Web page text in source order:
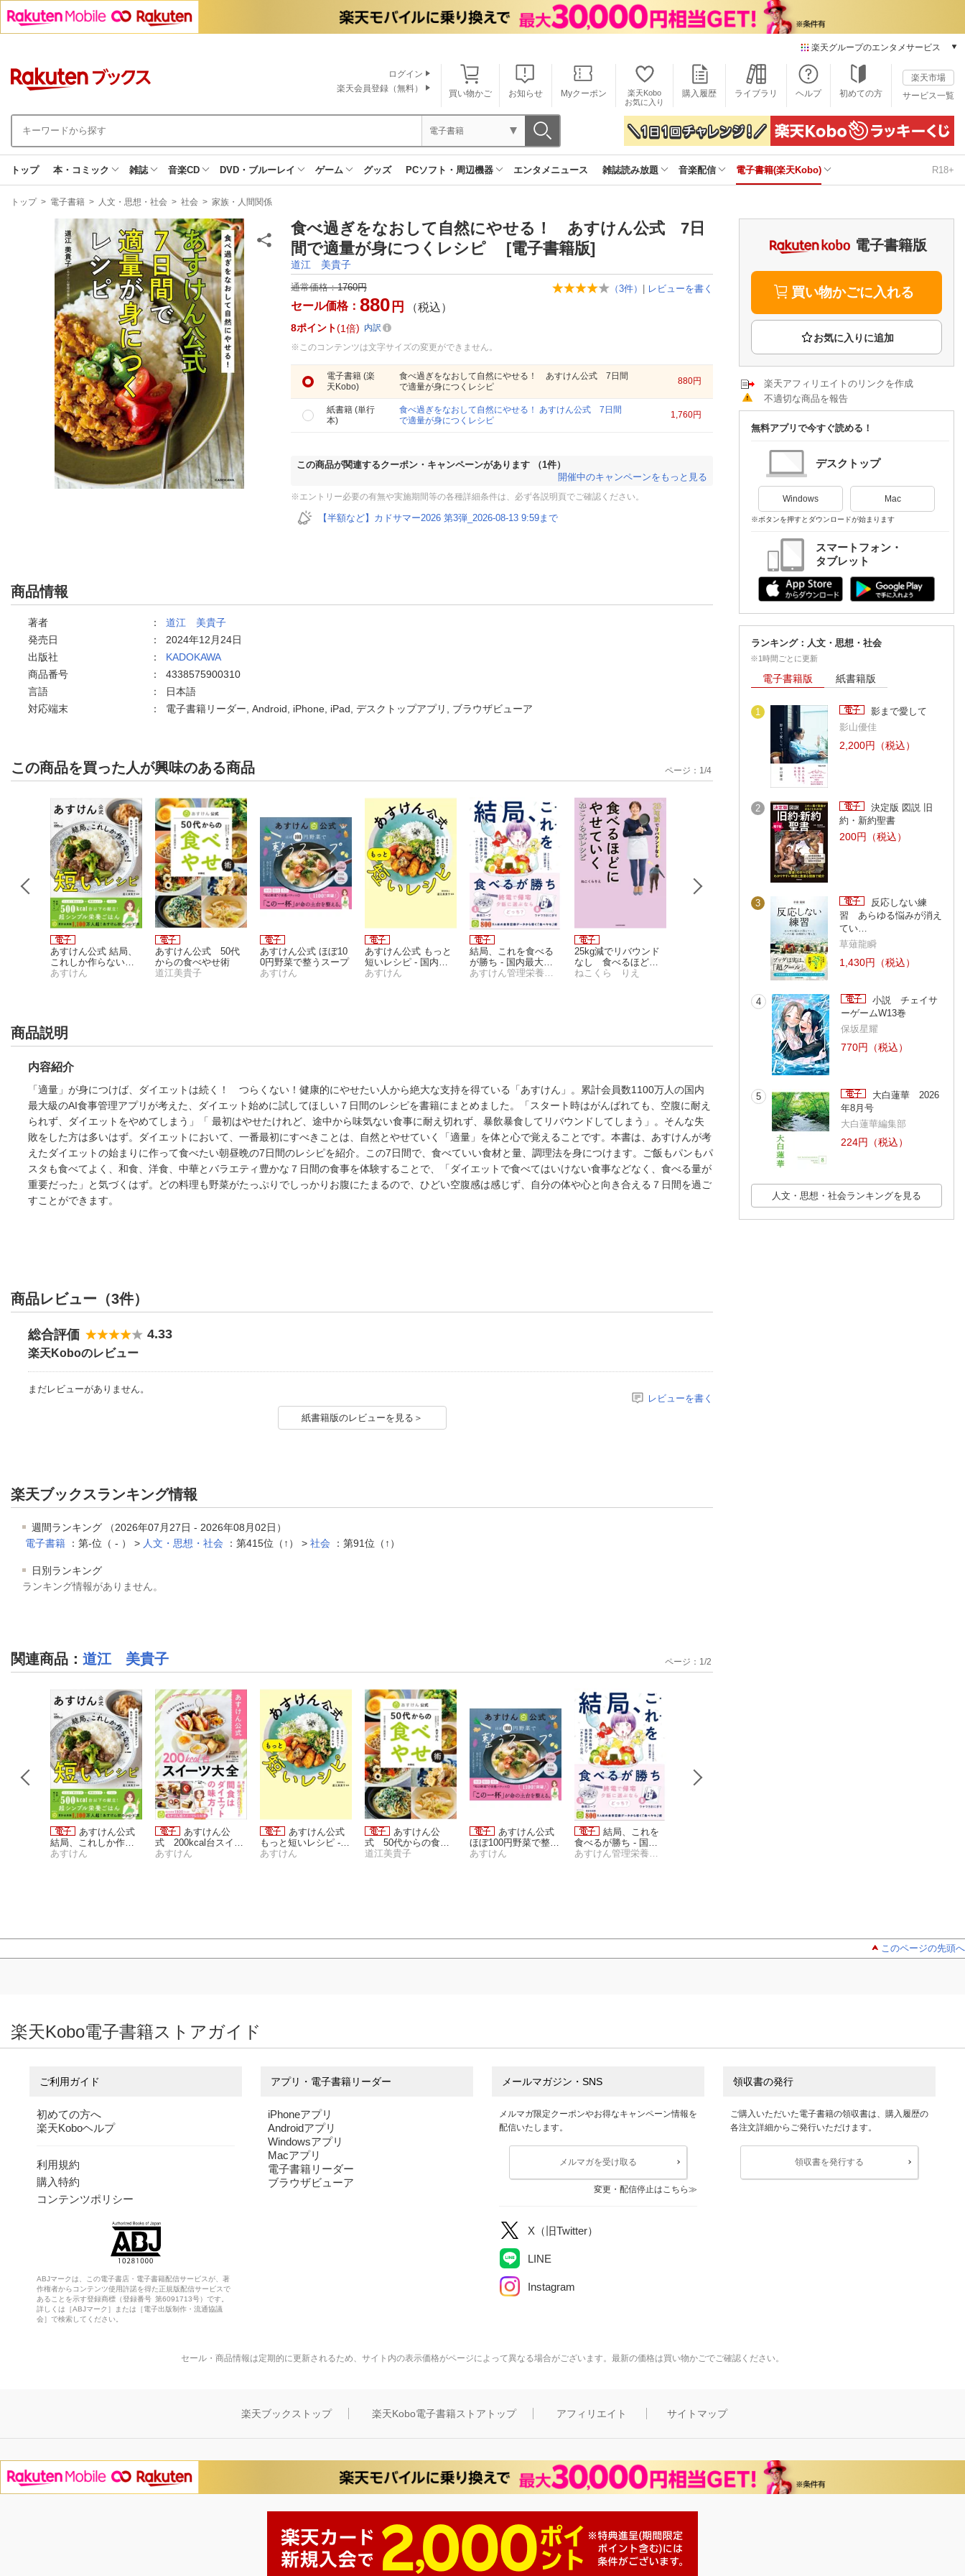
楽天グループのエンタメサービス
本/ゲーム/CD/DVD
楽天ブックス
電子書籍
楽天Kobo
雑誌読み放題
楽天ミュージック
楽天TV
動画配信ガイド
Rakuten PLAY
Rチャンネル
楽天チケット
エンタメニュース
推し楽
買い物かご お知らせ Myクーポン
楽天Kobo
お気に入り
購入履歴 ライブラリ ヘルプ 初めての方
楽天市場
サービス一覧
ログイン
楽天会員登録（無料）
電子書籍
トップ 本・コミック 雑誌 音楽CD DVD・ブルーレイ ゲーム グッズ PCソフト・周辺機器 エンタメニュース 雑誌読み放題 音楽配信 電子書籍(楽天Kobo) R18+
現
トップ > 電子書籍 > 人文・思想・社会 > 社会 > 家族・人間関係
食べ過ぎをなおして自然にやせる！ あすけん公式 7日
間で適量が身につくレシピ [電子書籍版]
道江 美貴子
（3件） | レビューを書く
通常価格：1760円
セール価格： 880 円 （税込）
8ポイント 1倍
内訳
※このコンテンツは文字サイズの変更ができません。
電子書籍 (楽
天Kobo)
食べ過ぎをなおして自然にやせる！ あすけん公式 7日間
で適量が身につくレシピ
880円
紙書籍 (単行
本)
食べ過ぎをなおして自然にやせる！ あすけん公式 7日間
で適量が身につくレシピ
1,760円
この商品が関連するクーポン・キャンペーンがあります
（1件）
開催中のキャンペーンをもっと見る
※エントリー必要の有無や実施期間等の各種詳細条件は、必ず各説明頁でご確認ください。
【半額など】カドサマー2026 第3弾_2026-08-13 9:59まで
商品情報
著者 ： 道江 美貴子
発売日
： 2024年12月24日
出版社
： KADOKAWA
商品番号
： 4338575900310
言語
：
日本語
対応端末
： 電子書籍リーダー, Android, iPhone, iPad, デスクトップアプリ, ブラウザビューア
この商品を買った人が興味のある商品
あすけん公式 結局、
これしか作らない！
短いレシピ - 国内最
あすけん
あすけん公式 50代
からの食べやせ術
道江美貴子
あすけん公式 ほぼ10
0円野菜で整うスープ
あすけん
あすけん公式 もっと
短いレシピ - 国内最
大級の食事管理アプ
あすけん
結局、これを食べる
が勝ち - 国内最大級
の食事管理アプリ
25kg減でリバウンド
なし 食べるほどに
やせていく ねこく
ねこくら りえ
肝臓から脂肪を落と
す！ 肝活レシピ
尾形哲
た人の冷蔵庫、
め！最強やせ食
0分ごはん
ページ： 1/4
商品説明
内容紹介
「適量」が身につけば、ダイエットは続く！ つらくない！健康的にやせたい人から絶大な支持を得ている「あすけん」。累計会員数1100万人の国内
最大級のAI食事管理アプリが考えた、ダイエット始めに試してほしい７日間のレシピを書籍にまとめました。「スタート時はがんばれても、空腹に耐え
られず、ダイエットをやめてしまう」「 最初はやせたけれど、途中から味気ない食事に耐え切れず、暴飲暴食してリバウンドしてしまう」。そんな失
敗をした方は多いはず。ダイエットにおいて、一番最初にすべきことは、自然とやせていく「適量」を体と心で覚えることです。本書は、あすけんが考
えたダイエットの始まりに作って食べたい朝昼晩の7日間のレシピを紹介。この7日間で、食べていい食材と量、調理法を身につけます。ご飯もパンもパ
スタも食べてよく、和食、洋食、中華とバラエティ豊かな７日間の食事を体験することで、「ダイエットで食べてはいけない食事などなく、食べる量が
重要だった」と気づくはず。どの料理も野菜がたっぷりでしっかりお腹にたまるので、ひどい空腹感は感じず、自分の体や心と向き合える７日間を過ご
すことができます。
商品レビュー（3件）
総合評価 4.33
楽天Koboのレビュー
まだレビューがありません。
レビューを書く
紙書籍版のレビューを見る＞
楽天ブックスランキング情報
週間ランキング （2026年07月27日 - 2026年08月02日）
電子書籍 ：第-位（ - ） > 人文・思想・社会 ：第415位（↑） > 社会 ：第91位（↑）
日別ランキング
ランキング情報がありません。
関連商品 ： 道江 美貴子
あすけん公式
結局、これしか作ら
ない！短いレシピ -
あすけん
あすけん公
式 200kcal台スイー
ツ大全
あすけん
あすけん公式
もっと短いレシピ -
国内最大級の食事管
あすけん
あすけん公
式 50代からの食べ
やせ術
道江美貴子
あすけん公式
ほぼ100円野菜で整う
スープ
あすけん
結局、これを
食べるが勝ち - 国内
最大級の食事管理ア
ページ： 1/2
電子書籍版
買い物かごに入れる
楽天アフィリエイトのリンクを作成
不適切な商品を報告
無料アプリで今すぐ読める！
デスクトップ
Windows Mac
※ボタンを押すとダウンロードが始まります
スマートフォン・
タブレット
ランキング：人文・思想・社会
※1時間ごとに更新
電子書籍版 紙書籍版
1
影まで愛して
影山優佳
2,200円（税込）
2
決定版 図説 旧
約・新約聖書
200円（税込）
3
反応しない練
習 あらゆる悩みが消え
てい…
草薙龍瞬
1,430円（税込）
4
小説 チェイサ
ーゲームW13巻
保坂星耀
770円（税込）
5
大白蓮華 2026
年8月号
大白蓮華編集部
224円（税込）
人文・思想・社会ランキングを見る
このページの先頭へ
楽天Kobo電子書籍ストアガイド
ご利用ガイド
初めての方へ
楽天Koboヘルプ
利用規約
購入特約
コンテンツポリシー
ABJマークは、この電子書店・電子書籍配信サービスが、著
作権者からコンテンツ使用許諾を得た正規版配信サービスで
あることを示す登録商標（登録番号 第6091713号）です。
詳しくは［ABJマーク］または［電子出版制作・流通協議
会］で検索してください。
アプリ・電子書籍リーダー
iPhoneアプリ
Androidアプリ
Windowsアプリ
Macアプリ
電子書籍リーダー
ブラウザビューア
メールマガジン・SNS
メルマガ限定クーポンやお得なキャンペーン情報を
配信いたします。
メルマガを受け取る
変更・配信停止はこちら
X（旧Twitter）
LINE
Instagram
領収書の発行
ご購入いただいた電子書籍の領収書は、購入履歴の
各注文詳細からご発行いただけます。
領収書を発行する
セール・商品情報は定期的に更新されるため、サイト内の表示価格がページによって異なる場合がございます。最新の価格は買い物かごでご確認ください。
楽天ブックストップ 楽天Kobo電子書籍ストアトップ アフィリエイト サイトマップ